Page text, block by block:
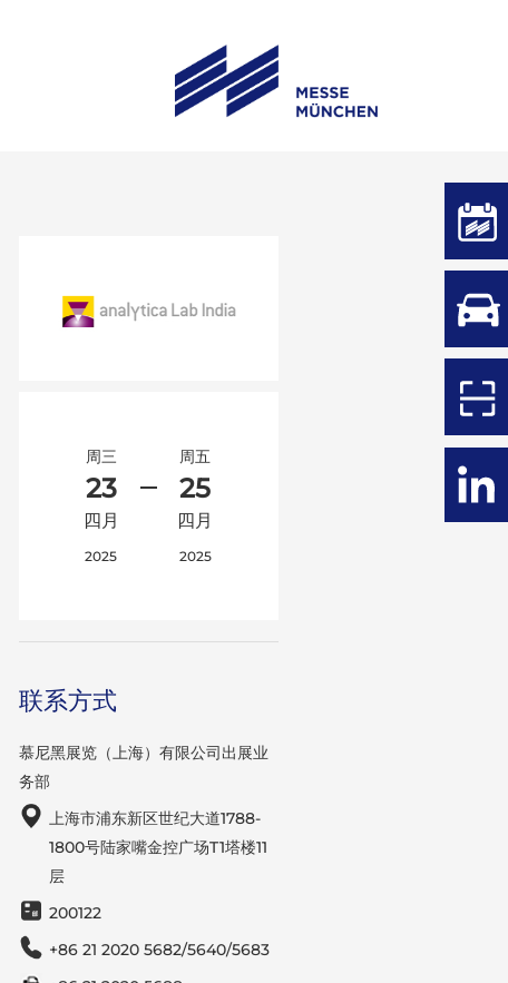
周三
23
四月
2025
周五
25
四月
2025
联系方式
慕尼黑展览（上海）有限公司出展业
务部
上海市浦东新区世纪大道1788-
1800号陆家嘴金控广场T1塔楼11
层
200122
+86 21 2020 5682/5640/5683